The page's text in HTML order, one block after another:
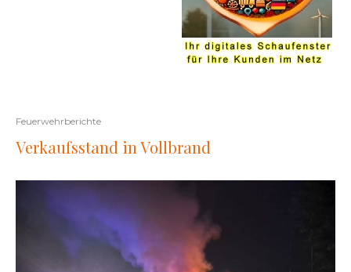
Feuerwehrberichte
Verkaufsstand in Vollbrand